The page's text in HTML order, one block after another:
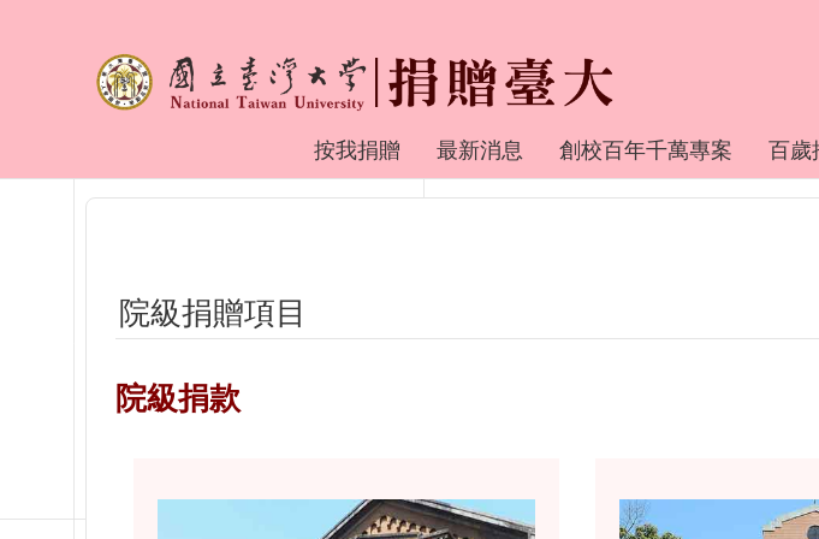
捐贈臺大
按我捐贈 最新消息 創校百年千萬專案 百歲
院級捐贈項目
院級捐款